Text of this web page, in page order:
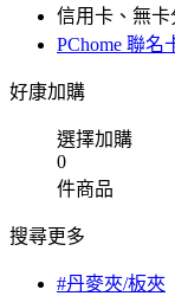
信用卡、無
PChome 聯名
好康加購
選擇加購
0
件商品
搜尋更多
#丹麥夾/板夾